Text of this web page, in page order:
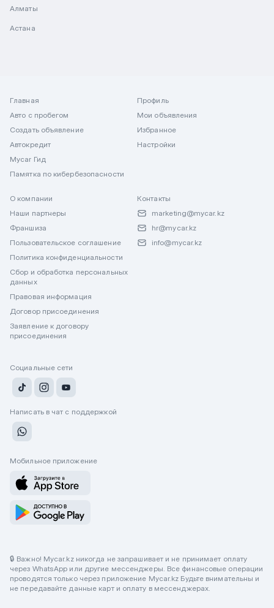
Алматы
Астана
Главная
Авто с пробегом
Создать объявление
Автокредит
Mycar Гид
Памятка по кибербезопасности
Профиль
Мои объявления
Избранное
Настройки
О компании
Наши партнеры
Франшиза
Пользовательское соглашение
Политика конфиденциальности
Сбор и обработка персональных
данных
Правовая информация
Договор присоединения
Заявление к договору
присоединения
Контакты
marketing@mycar.kz
hr@mycar.kz
info@mycar.kz
Социальные сети
Написать в чат с поддержкой
Мобильное приложение
🔒 Важно! Mycar.kz никогда не запрашивает и не принимает оплату
через WhatsApp или другие мессенджеры. Все финансовые операции
проводятся только через приложение Mycar.kz Будьте внимательны и
не передавайте данные карт и оплату в мессенджерах.